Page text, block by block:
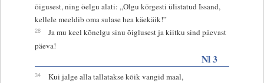
õigusest, ning öelgu alati: „Olgu kõrgesti ülistatud Issand,
kellele meeldib oma sulase hea käekäik!”
28
Ja mu keel kõnelgu sinu õiglusest ja kiitku sind päevast
päeva!
Nl 3
34 Kui jalge alla tallatakse kõik vangid maal,